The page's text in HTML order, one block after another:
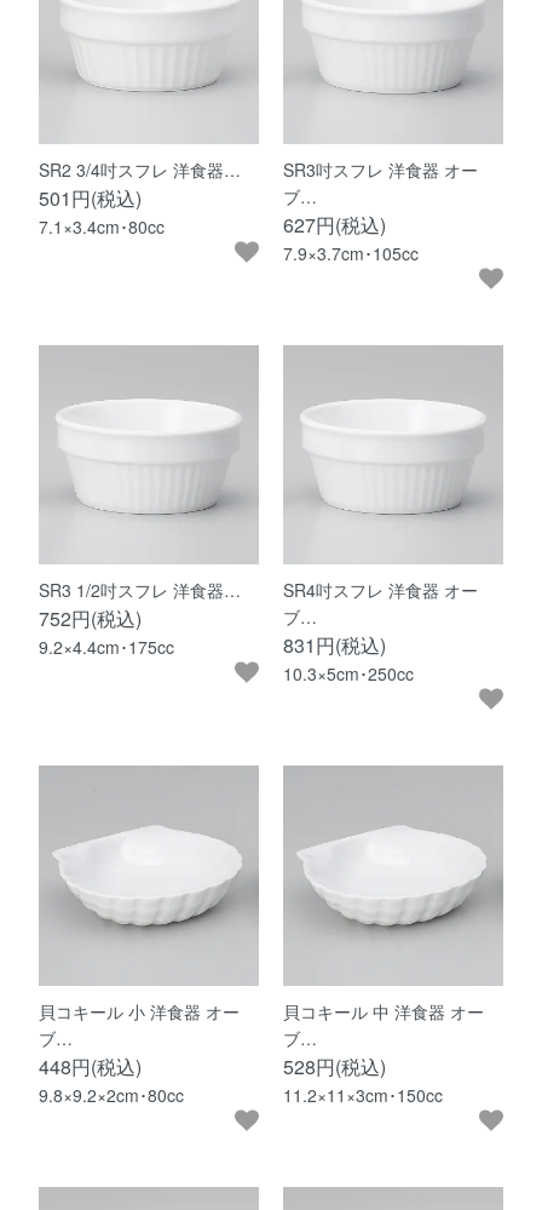
SR2 3/4吋スフレ 洋食器…
501円(税込)
7.1×3.4cm･80cc
SR3吋スフレ 洋食器 オー
ブ…
627円(税込)
7.9×3.7cm･105cc
SR3 1/2吋スフレ 洋食器…
752円(税込)
9.2×4.4cm･175cc
SR4吋スフレ 洋食器 オー
ブ…
831円(税込)
10.3×5cm･250cc
貝コキール 小 洋食器 オー
ブ…
448円(税込)
9.8×9.2×2cm･80cc
貝コキール 中 洋食器 オー
ブ…
528円(税込)
11.2×11×3cm･150cc